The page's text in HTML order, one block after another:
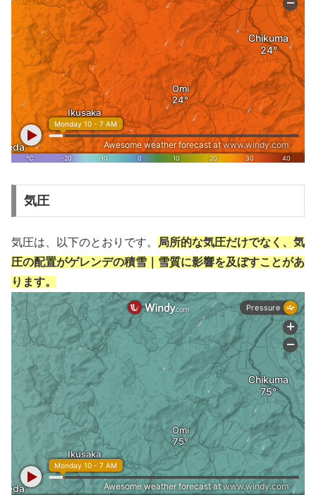
気圧
気圧は、以下のとおりです。
局所的な気圧だけでなく、気
圧の配置がゲレンデの積雪｜雪質に影響を及ぼすことがあ
ります。